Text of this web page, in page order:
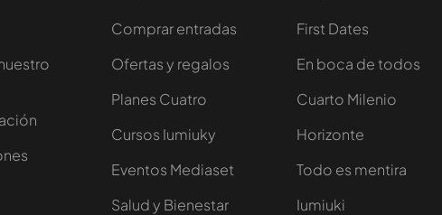
Comprar entradas
Ofertas y regalos
Planes Cuatro
Cursos Iumiuky
Eventos Mediaset
Salud y Bienestar
First Dates
En boca de todos
Cuarto Milenio
Horizonte
Todo es mentira
Iumiuki